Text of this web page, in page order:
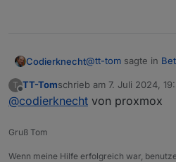
Codierknecht@tt-tom sagte in
an der
T
Offline
TT-Tomschrieb am 7. Juli 2024,
zuletzt editiert von
@codierknecht von proxmox
Gruß Tom
Wenn meine Hilfe erfolgreich war,